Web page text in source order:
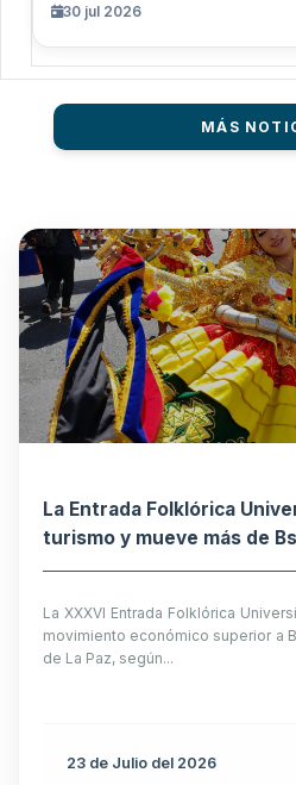
30 jul 2026
MÁS
La Entrada Folklórica
turismo y mueve más de
La XXXVI Entrada Folklórica
movimiento económico superior a
de La Paz, según...
23 de Julio del 2026